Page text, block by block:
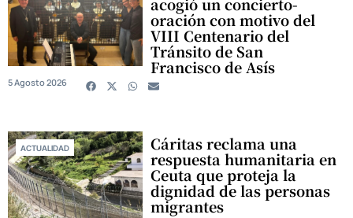
acogió un concierto-
oración con motivo del
VIII Centenario del
Tránsito de San
Francisco de Asís
5 Agosto 2026
ACTUALIDAD Cáritas reclama una
respuesta humanitaria en
Ceuta que proteja la
dignidad de las personas
migrantes